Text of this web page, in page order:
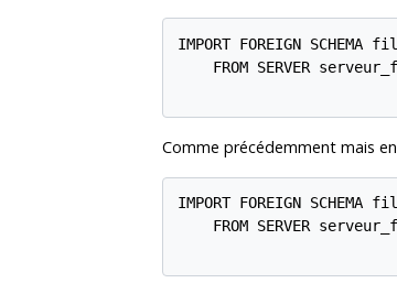
IMPORT FOREIGN
FROM SERVER
Comme précédemment mais
IMPORT FOREIGN
FROM SERVER